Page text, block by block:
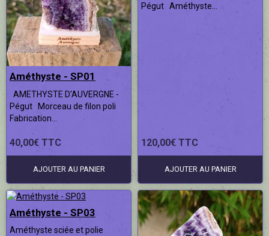
Livre d'or ❤
Contact ✔
Améthyste - SP01
AMETHYSTE D'AUVERGNE -
Pégut Morceau de filon poli
Fabrication...
40,00€ TTC
AJOUTER AU PANIER
Pégut Améthyste...
120,00€ TTC
AJOUTER AU PANIER
Améthyste - SP03
Améthyste sciée et polie